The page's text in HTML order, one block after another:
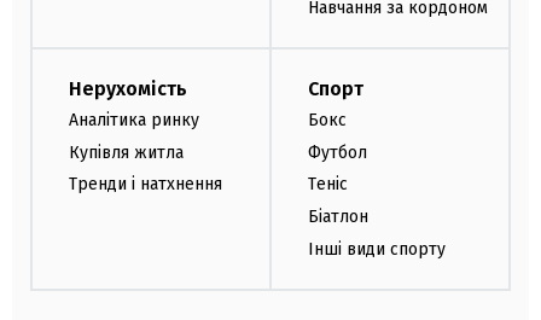
Навчання за кордоном
Нерухомість
Аналітика ринку
Купівля житла
Тренди і натхнення
Спорт
Бокс
Футбол
Теніс
Біатлон
Інші види спорту